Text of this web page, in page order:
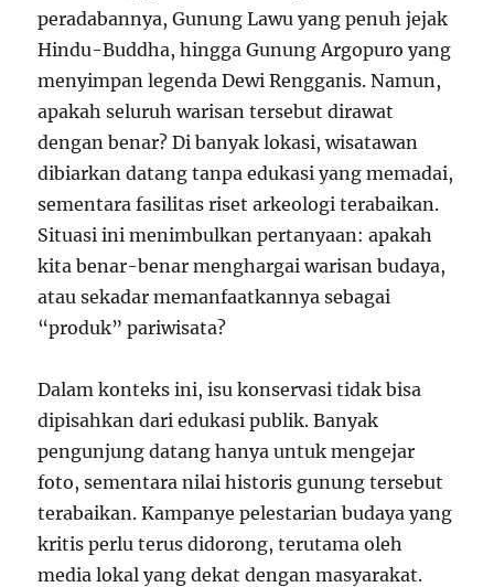
peradabannya, Gunung Lawu yang penuh jejak
Hindu-Buddha, hingga Gunung Argopuro yang
menyimpan legenda Dewi Rengganis. Namun,
apakah seluruh warisan tersebut dirawat
dengan benar? Di banyak lokasi, wisatawan
dibiarkan datang tanpa edukasi yang memadai,
sementara fasilitas riset arkeologi terabaikan.
Situasi ini menimbulkan pertanyaan: apakah
kita benar-benar menghargai warisan budaya,
atau sekadar memanfaatkannya sebagai
“produk” pariwisata?
Dalam konteks ini, isu konservasi tidak bisa
dipisahkan dari edukasi publik. Banyak
pengunjung datang hanya untuk mengejar
foto, sementara nilai historis gunung tersebut
terabaikan. Kampanye pelestarian budaya yang
kritis perlu terus didorong, terutama oleh
media lokal yang dekat dengan masyarakat.